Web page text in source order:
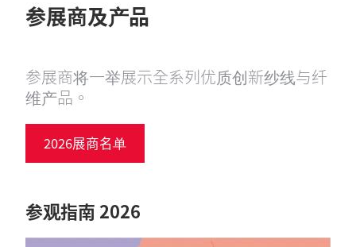
参展商及产品
参展商将一举展示全系列优质创新纱线与纤
维产品。
2026展商名单
参观指南 2026